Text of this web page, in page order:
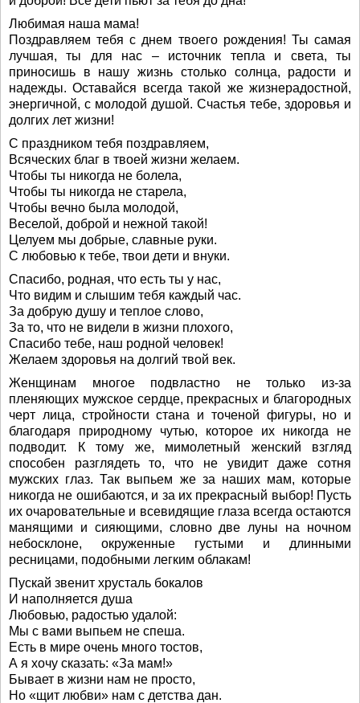
Любимая наша мама!
Поздравляем тебя с днем твоего рождения! Ты самая
лучшая, ты для нас – источник тепла и света, ты
приносишь в нашу жизнь столько солнца, радости и
надежды. Оставайся всегда такой же жизнерадостной,
энергичной, с молодой душой. Счастья тебе, здоровья и
долгих лет жизни!
С праздником тебя поздравляем,
Всяческих благ в твоей жизни желаем.
Чтобы ты никогда не болела,
Чтобы ты никогда не старела,
Чтобы вечно была молодой,
Веселой, доброй и нежной такой!
Целуем мы добрые, славные руки.
С любовью к тебе, твои дети и внуки.
Спасибо, родная, что есть ты у нас,
Что видим и слышим тебя каждый час.
За добрую душу и теплое слово,
За то, что не видели в жизни плохого,
Спасибо тебе, наш родной человек!
Желаем здоровья на долгий твой век.
Женщинам многое подвластно не только из-за
пленяющих мужское сердце, прекрасных и благородных
черт лица, стройности стана и точеной фигуры, но и
благодаря природному чутью, которое их никогда не
подводит. К тому же, мимолетный женский взгляд
способен разглядеть то, что не увидит даже сотня
мужских глаз. Так выпьем же за наших мам, которые
никогда не ошибаются, и за их прекрасный выбор! Пусть
их очаровательные и всевидящие глаза всегда остаются
манящими и сияющими, словно две луны на ночном
небосклоне, окруженные густыми и длинными
ресницами, подобными легким облакам!
Пускай звенит хрусталь бокалов
И наполняется душа
Любовью, радостью удалой:
Мы с вами выпьем не спеша.
Есть в мире очень много тостов,
А я хочу сказать: «За мам!»
Бывает в жизни нам не просто,
Но «щит любви» нам с детства дан.